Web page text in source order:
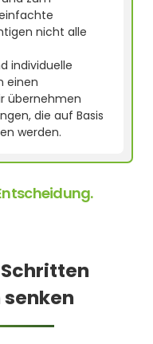
nicht alle
individuelle
einen
übernehmen
die auf Basis
werden.